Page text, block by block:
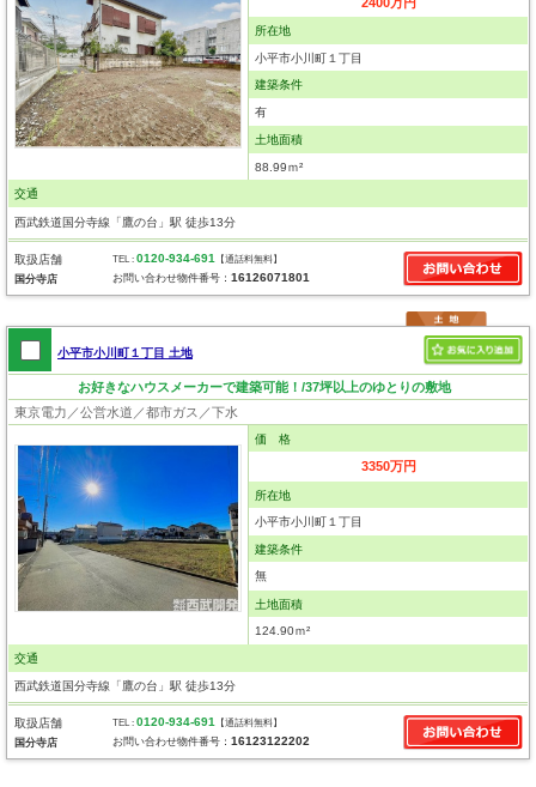
所在地
小平市小川町１丁目
建築条件
有
土地面積
88.99ｍ²
交通
西武鉄道国分寺線「鷹の台」駅 徒歩13分
取扱店舗
国分寺店
TEL :0120-934-691 【通話料無料】
お問い合わせ物件番号：16126071801
小平市小川町１丁目 土地
お好きなハウスメーカーで建築可能！/37坪以上のゆとりの敷地
東京電力／公営水道／都市ガス／下水
価 格
3350万円
所在地
小平市小川町１丁目
建築条件
無
土地面積
124.90ｍ²
交通
西武鉄道国分寺線「鷹の台」駅 徒歩13分
取扱店舗
国分寺店
TEL :0120-934-691 【通話料無料】
お問い合わせ物件番号：16123122202